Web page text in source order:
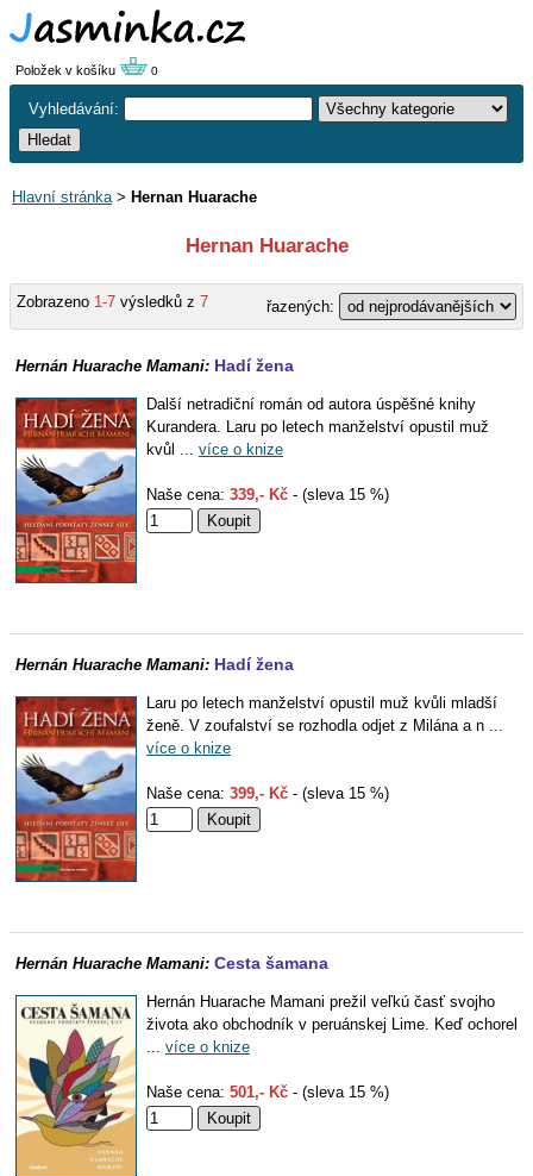
Položek v košíku 0
Vyhledávání:
Hlavní stránka> Hernan Huarache
Hernan Huarache
Zobrazeno 1-7 výsledků z 7 řazených:
Hernán Huarache Mamani: Hadí žena
Další netradiční román od autora úspěšné knihy
Kurandera. Laru po letech manželství opustil muž
kvůl ... více o knize
Naše cena: 339,- Kč - (sleva 15 %)
Hernán Huarache Mamani: Hadí žena
Laru po letech manželství opustil muž kvůli mladší
ženě. V zoufalství se rozhodla odjet z Milána a n ...
více o knize
Naše cena: 399,- Kč - (sleva 15 %)
Hernán Huarache Mamani: Cesta šamana
Hernán Huarache Mamani prežil veľkú časť svojho
života ako obchodník v peruánskej Lime. Keď ochorel
... více o knize
Naše cena: 501,- Kč - (sleva 15 %)